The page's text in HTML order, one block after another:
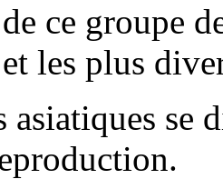
ce groupe
les plus
asiatiques se